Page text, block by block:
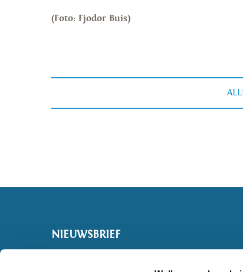
(Foto: Fjodor Buis)
NIEUWSBRIEF